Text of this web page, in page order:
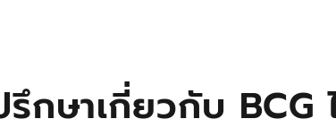
รึกษาเกี่ยวกับ BCG